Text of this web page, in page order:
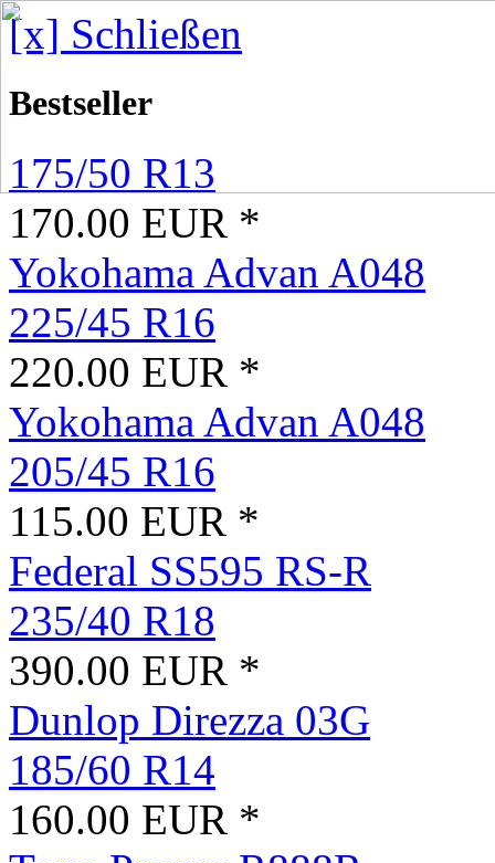
[x] Schließen
Bestseller
175/50 R13
170.00 EUR *
Yokohama Advan A048
225/45 R16
220.00 EUR *
Yokohama Advan A048
205/45 R16
115.00 EUR *
Federal SS595 RS-R
235/40 R18
390.00 EUR *
Dunlop Direzza 03G
185/60 R14
160.00 EUR *